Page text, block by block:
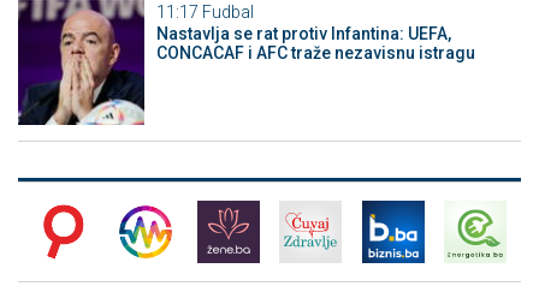
11:17 Fudbal
Nastavlja se rat protiv Infantina: UEFA,
CONCACAF i AFC traže nezavisnu istragu